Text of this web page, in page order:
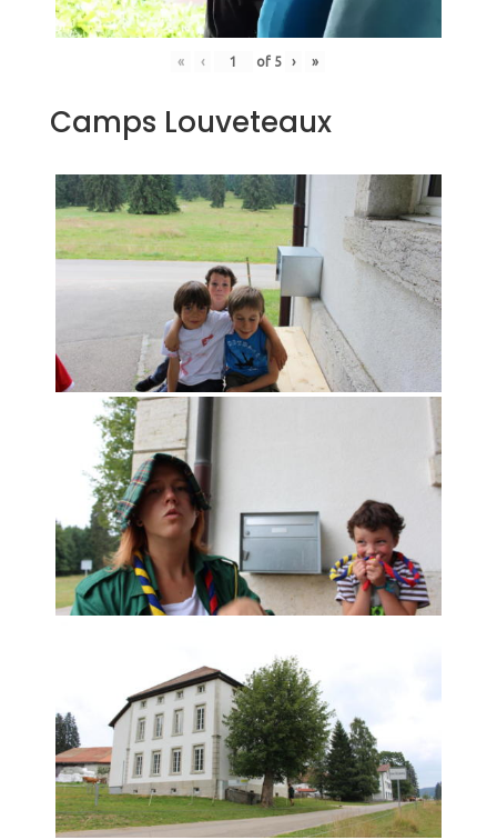
« ‹ of 5 › »
Camps Louveteaux